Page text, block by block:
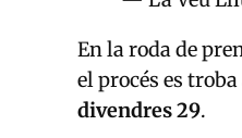
En la roda de
el procés es
divendres 29.